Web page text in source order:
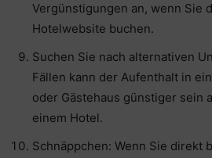
Vergünstigungen an, wenn Sie
Hotelwebsite buchen.
Suchen Sie nach alternativen
Fällen kann der Aufenthalt in
oder Gästehaus günstiger sein
einem Hotel.
Schnäppchen: Wenn Sie direkt